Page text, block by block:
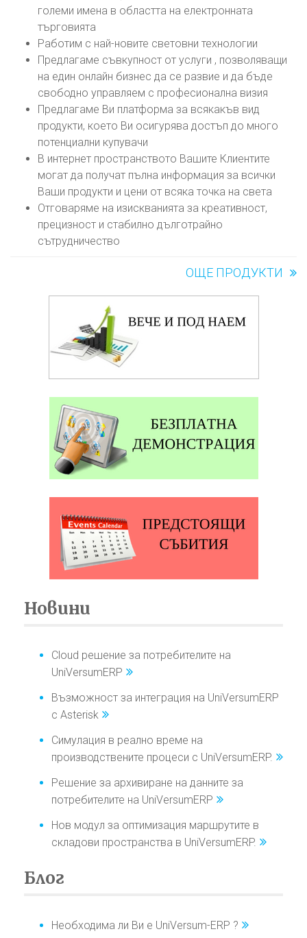
големи имена в областта на електронната
търговията
Работим с най-новите световни технологии
Предлагаме съвкупност от услуги , позволяващи
на един онлайн бизнес да се развие и да бъде
свободно управляем с професионална визия
Предлагаме Ви платформа за всякакъв вид
продукти, което Ви осигурява достъп до много
потенциални купувачи
В интернет пространството Вашите Клиентите
могат да получат пълна информация за всички
Ваши продукти и цени от всяка точка на света
Отговаряме на изискванията за креативност,
прецизност и стабилно дълготрайно
сътрудничество
ОЩЕ ПРОДУКТИ
Новини
Cloud решение за потребителите на
UniVersumERP
Възможност за интеграция на UniVersumERP
с Asterisk
Симулация в реално време на
производствените процеси с UniVersumERP.
Решение за архивиране на данните за
потребителите на UniVersumERP
Нов модул за оптимизация маршрутите в
складови пространства в UniVersumERP.
Блог
Необходима ли Ви е UniVersum-ERP ?